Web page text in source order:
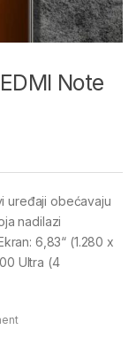
Note
uređaji obećavaju
nadilazi
6,83“ (1.280 x
Ultra (4